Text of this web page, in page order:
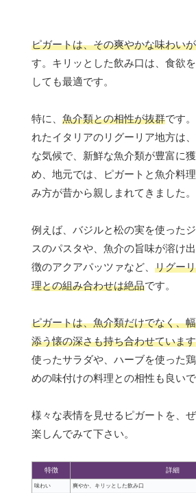
ピガートは、その爽やかな味わい
す。キリッとした飲み口は、食欲
しても最適です。
特に、 魚介類との相性が抜群です
れたイタリアのリグーリア地方は
な気候で、新鮮な魚介類が豊富に
め、地元では、ピガートと魚介料
み方が昔から親しまれてきました。
例えば、バジルと松の実を使った
スのパスタや、魚介の旨味が溶け
徴のアクアパッツァなど、 リグー
理との組み合わせは絶品です。
ピガートは、魚介類だけでなく、
添う懐の深さも持ち合わせています
使ったサラダや、ハーブを使った
めの味付けの料理との相性も良いで
様々な表情を見せるピガートを、
楽しんでみて下さい。
特徴 詳細
味わい 爽やか、キリッとした飲み口